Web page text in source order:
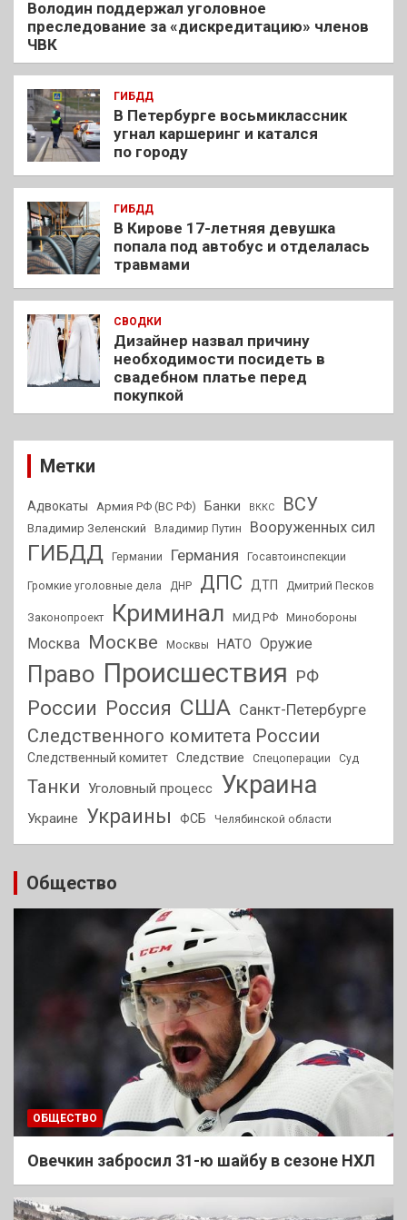
Володин поддержал уголовное
преследование за «дискредитацию» членов
ЧВК
ГИБДД
В Петербурге восьмиклассник
угнал каршеринг и катался
по городу
ГИБДД
В Кирове 17-летняя девушка
попала под автобус и отделалась
травмами
СВОДКИ
Дизайнер назвал причину
необходимости посидеть в
свадебном платье перед
покупкой
Метки
Адвокаты Армия РФ (ВС РФ) Банки ВККС ВСУ
Владимир Зеленский Владимир Путин Вооруженных сил
ГИБДД Германии Германия Госавтоинспекции
Громкие уголовные дела ДНР ДПС ДТП Дмитрий Песков
Законопроект Криминал МИД РФ Минобороны
Москва Москве Москвы НАТО Оружие
Право Происшествия РФ
России Россия США Санкт-Петербурге
Следственного комитета России
Следственный комитет Следствие Спецоперации Суд
Танки Уголовный процесс Украина
Украине Украины ФСБ Челябинской области
Общество
ОБЩЕСТВО
Овечкин забросил 31-ю шайбу в сезоне НХЛ